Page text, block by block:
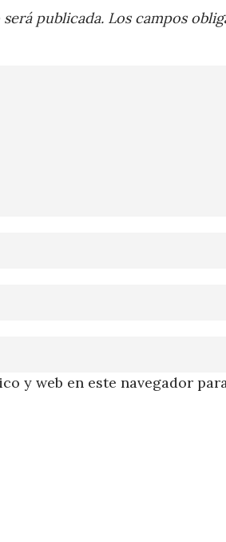
publicada. Los campos
y web en este navegador